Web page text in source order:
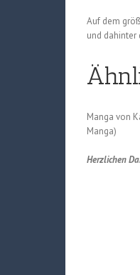
Auf dem
und dahinter
Manga von
Manga)
Herzlichen